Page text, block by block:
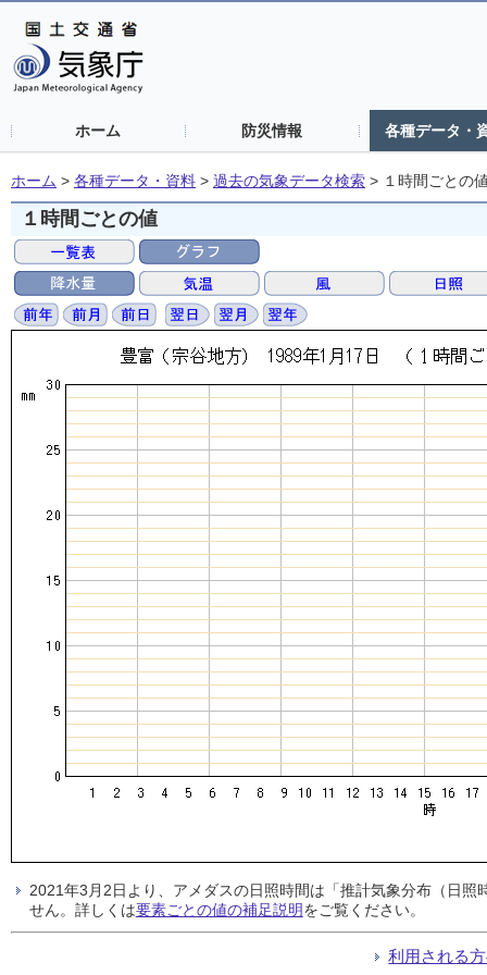
ホーム 防災情報 各種データ・
ホーム > 各種データ・資料 > 過去の気象データ検索 > １時間ごとの
１時間ごとの値
2021年3月2日より、アメダスの日照時間は「推計気象分布（日
せん。詳しくは要素ごとの値の補足説明をご覧ください。
利用される